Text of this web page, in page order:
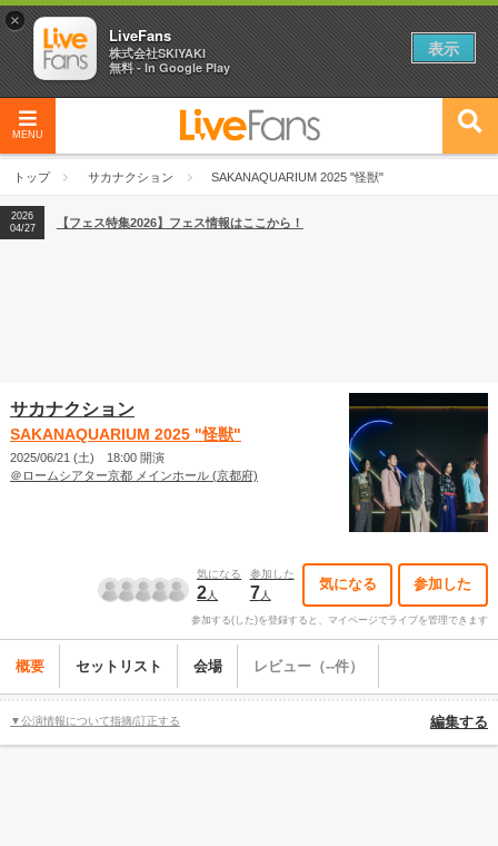
MENU
トップ サカナクション SAKANAQUARIUM 2025 "怪獣"
2026
04/27
2026
【ライブ動員ランキング】2026年上半期編発表！
2026
04/27
【フェス特集2026】フェス情報はここから！
サカナクション
SAKANAQUARIUM 2025 "怪獣"
2025/06/21 (土) 18:00 開演
＠ロームシアター京都 メインホール (京都府)
気になる
2人
参加した
7 人
気になる 参加した
参加する(した)を登録すると、マイページでライブを管理できます
概要 セットリスト 会場 レビュー（--件）
▼公演情報について指摘/訂正する 編集する
×
LiveFans
株式会社SKIYAKI
無料 - In Google Play
表示